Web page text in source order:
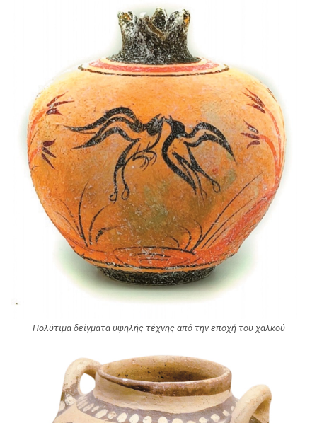
Πολύτιμα δείγματα υψηλής τέχνης από την εποχή του χαλκού